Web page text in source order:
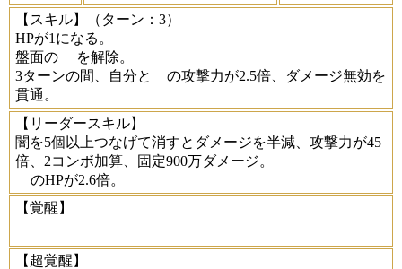
【スキル】
（ターン：3）
HPが1になる。
盤面の
を解除。
3ターンの間、自分と
の攻撃力が2.5倍、ダメージ無効を
貫通。
【リーダースキル】
闇を5個以上つなげて消すとダメージを半減、攻撃力が45
倍、2コンボ加算、固定900万ダメージ。
のHPが2.6倍。
【覚醒】
【超覚醒】